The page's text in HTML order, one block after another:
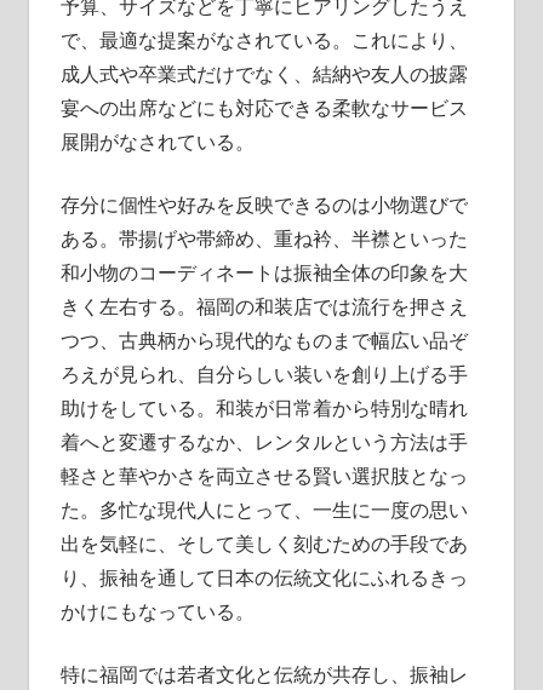
予算、サイズなどを丁寧にヒアリングしたうえ
で、最適な提案がなされている。これにより、
成人式や卒業式だけでなく、結納や友人の披露
宴への出席などにも対応できる柔軟なサービス
展開がなされている。
存分に個性や好みを反映できるのは小物選びで
ある。帯揚げや帯締め、重ね衿、半襟といった
和小物のコーディネートは振袖全体の印象を大
きく左右する。福岡の和装店では流行を押さえ
つつ、古典柄から現代的なものまで幅広い品ぞ
ろえが見られ、自分らしい装いを創り上げる手
助けをしている。和装が日常着から特別な晴れ
着へと変遷するなか、レンタルという方法は手
軽さと華やかさを両立させる賢い選択肢となっ
た。多忙な現代人にとって、一生に一度の思い
出を気軽に、そして美しく刻むための手段であ
り、振袖を通して日本の伝統文化にふれるきっ
かけにもなっている。
特に福岡では若者文化と伝統が共存し、振袖レ